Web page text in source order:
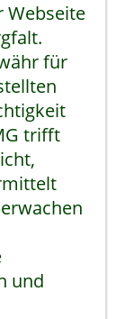
Webseite
für
trifft
und